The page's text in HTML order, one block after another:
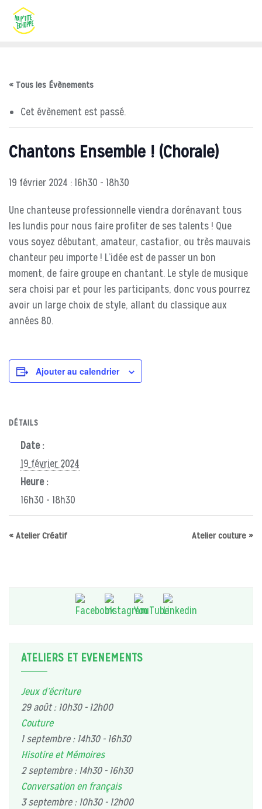
« Tous les Évènements
Cet évènement est passé.
Chantons Ensemble ! (Chorale)
19 février 2024 : 16h30 - 18h30
Une chanteuse professionnelle viendra dorénavant tous
les lundis pour nous faire profiter de ses talents ! Que
vous soyez débutant, amateur, castafior, ou très mauvais
chanteur peu importe ! L’idée est de passer un bon
moment, de faire groupe en chantant. Le style de musique
sera choisi par et pour les participants, donc vous pourrez
avoir un large choix de style, allant du classique aux
années 80.
Ajouter au calendrier
DÉTAILS
Date :
19 février 2024
Heure :
16h30 - 18h30
« Atelier Créatif Atelier couture »
ATELIERS ET EVENEMENTS
Jeux d’écriture
29 août : 10h30-12h00
Couture
1 septembre : 14h30-16h30
Hisotire et Mémoires
2 septembre : 14h30-16h30
Conversation en français
3 septembre : 10h30-12h00